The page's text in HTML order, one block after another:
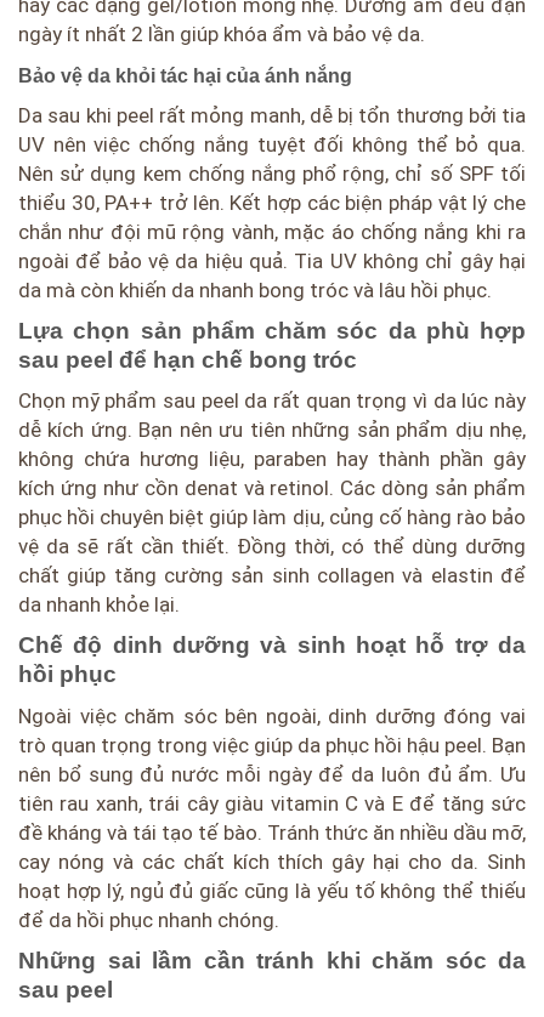
ngày ít nhất 2 lần giúp khóa ẩm và bảo vệ da.
Bảo vệ da khỏi tác hại của ánh nắng
Da sau khi peel rất mỏng manh, dễ bị tổn thương bởi tia
UV nên việc chống nắng tuyệt đối không thể bỏ qua.
Nên sử dụng kem chống nắng phổ rộng, chỉ số SPF tối
thiểu 30, PA++ trở lên. Kết hợp các biện pháp vật lý che
chắn như đội mũ rộng vành, mặc áo chống nắng khi ra
ngoài để bảo vệ da hiệu quả. Tia UV không chỉ gây hại
da mà còn khiến da nhanh bong tróc và lâu hồi phục.
Lựa chọn sản phẩm chăm sóc da phù hợp
sau peel để hạn chế bong tróc
Chọn mỹ phẩm sau peel da rất quan trọng vì da lúc này
dễ kích ứng. Bạn nên ưu tiên những sản phẩm dịu nhẹ,
không chứa hương liệu, paraben hay thành phần gây
kích ứng như cồn denat và retinol. Các dòng sản phẩm
phục hồi chuyên biệt giúp làm dịu, củng cố hàng rào bảo
vệ da sẽ rất cần thiết. Đồng thời, có thể dùng dưỡng
chất giúp tăng cường sản sinh collagen và elastin để
da nhanh khỏe lại.
Chế độ dinh dưỡng và sinh hoạt hỗ trợ da
hồi phục
Ngoài việc chăm sóc bên ngoài, dinh dưỡng đóng vai
trò quan trọng trong việc giúp da phục hồi hậu peel. Bạn
nên bổ sung đủ nước mỗi ngày để da luôn đủ ẩm. Ưu
tiên rau xanh, trái cây giàu vitamin C và E để tăng sức
đề kháng và tái tạo tế bào. Tránh thức ăn nhiều dầu mỡ,
cay nóng và các chất kích thích gây hại cho da. Sinh
hoạt hợp lý, ngủ đủ giấc cũng là yếu tố không thể thiếu
để da hồi phục nhanh chóng.
Những sai lầm cần tránh khi chăm sóc da
sau peel